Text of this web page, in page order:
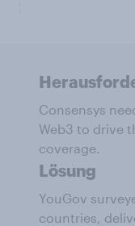
Consensys
Web3 to drive
coverage.
Lösung
YouGov
countries,